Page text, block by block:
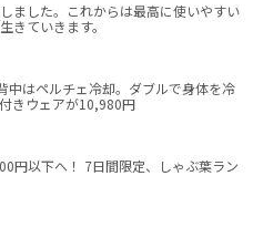
ました。これからは最高に使いやすい
きていきます。
中はペルチェ冷却。ダブルで身体を冷
きウェアが10,980円
円以下へ！ 7日間限定、しゃぶ葉ラン